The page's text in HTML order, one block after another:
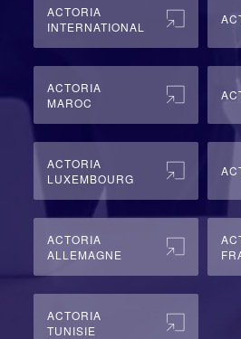
ACTORIA
INTERNATIONAL
ACTORIA
MAROC
ACTORIA
LUXEMBOURG
ACTORIA
ALLEMAGNE
ACTORIA
TUNISIE